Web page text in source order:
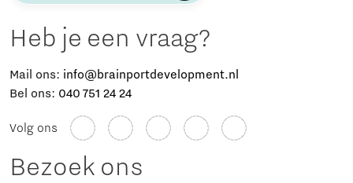
Heb je een vraag?
Mail ons: info@brainportdevelopment.nl
Bel ons: 040 751 24 24
Volg ons
Bezoek ons